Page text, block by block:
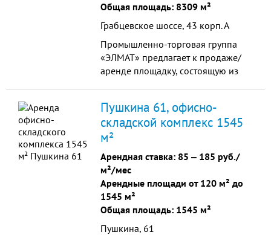
Общая площадь: 8309 м²
Грабцевское шоссе, 43 корп. А
Промышленно-торговая группа
«ЭЛМАТ» предлагает к продаже/
аренде площадку, состоящую из
бытового корпуса и земельного
участка. До 2018 года в комплексе
размещалось мебельное
производство и офисные
помещения. Есть все
коммуникации, асфальтированный
подъезд, 2 ворот для п...
Пушкина 61, офисно-
складской комплекс 1545
м²
Арендная ставка: 85 ‒ 185 руб./
м²/мес
Арендные площади от 120 м² до
1545 м²
Общая площадь: 1545 м²
Пушкина, 61